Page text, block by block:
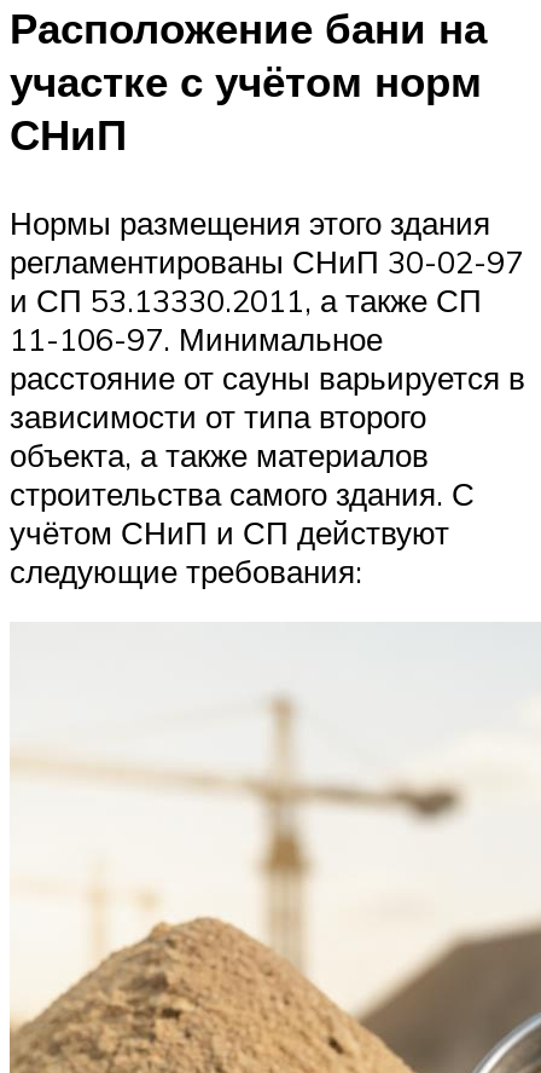
Расположение бани на
участке с учётом норм
СНиП
Нормы размещения этого здания
регламентированы СНиП 30-02-97
и СП 53.13330.2011, а также СП
11-106-97. Минимальное
расстояние от сауны варьируется в
зависимости от типа второго
объекта, а также материалов
строительства самого здания. С
учётом СНиП и СП действуют
следующие требования: